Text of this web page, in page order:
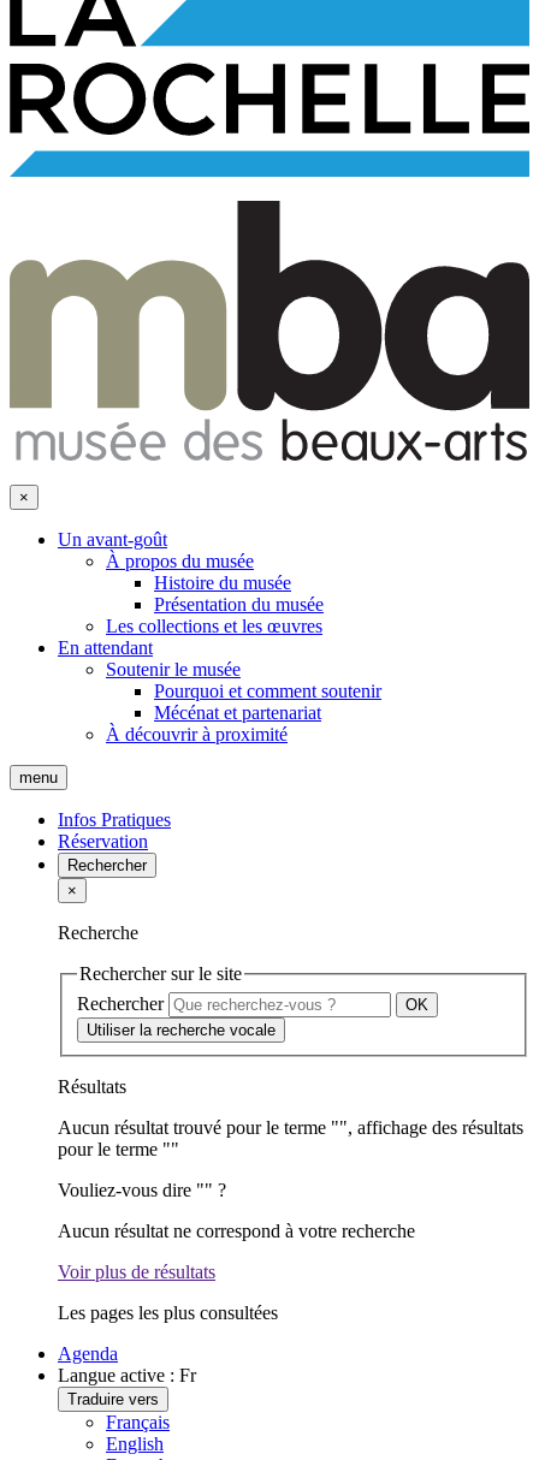
×
Un avant-goût
À propos du musée
Histoire du musée
Présentation du musée
Les collections et les œuvres
En attendant
Soutenir le musée
Pourquoi et comment soutenir
Mécénat et partenariat
À découvrir à proximité
menu
Infos Pratiques
Réservation
Rechercher
×
Recherche
Rechercher sur le site
Rechercher
Utiliser la recherche vocale
Résultats
Aucun résultat trouvé pour le terme "", affichage des résultats
pour le terme ""
Vouliez-vous dire "" ?
Aucun résultat ne correspond à votre recherche
Voir plus de résultats
Les pages les plus consultées
Agenda
Langue active : Fr
Traduire vers
Français
English